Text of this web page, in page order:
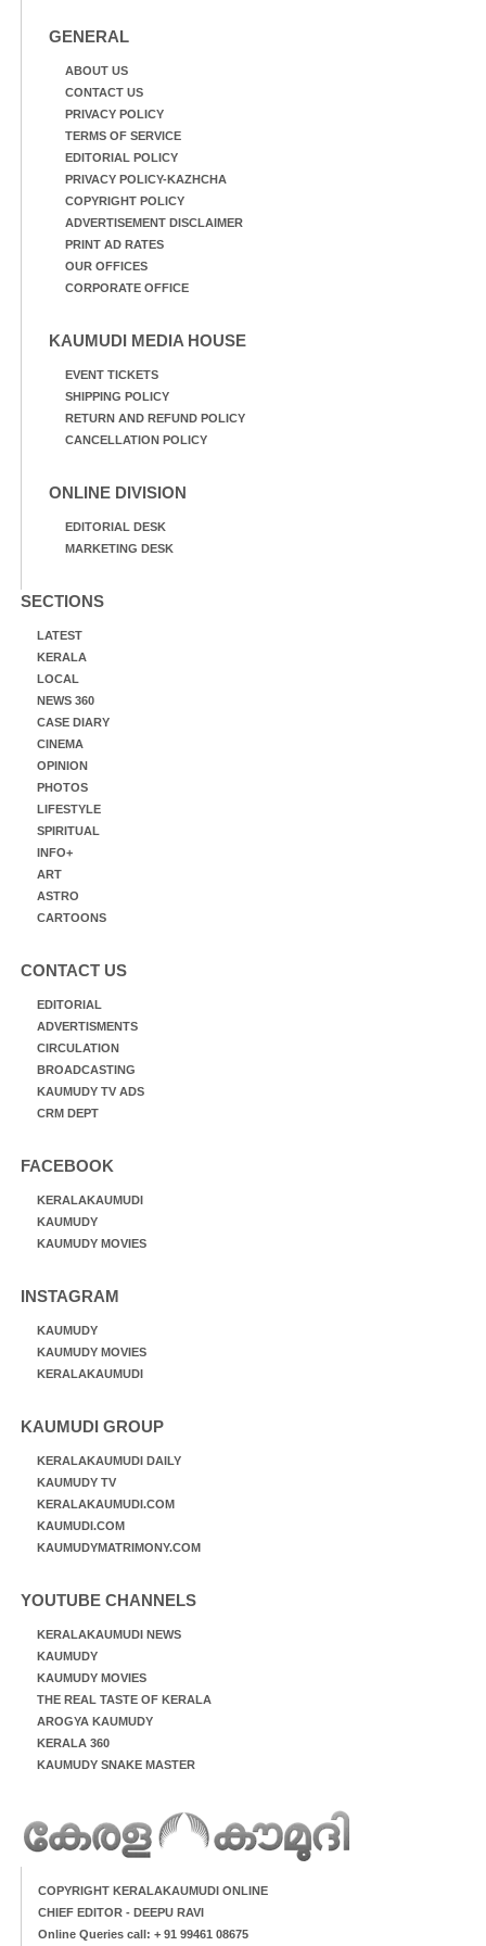
GENERAL
ABOUT US
CONTACT US
PRIVACY POLICY
TERMS OF SERVICE
EDITORIAL POLICY
PRIVACY POLICY-KAZHCHA
COPYRIGHT POLICY
ADVERTISEMENT DISCLAIMER
PRINT AD RATES
OUR OFFICES
CORPORATE OFFICE
KAUMUDI MEDIA HOUSE
EVENT TICKETS
SHIPPING POLICY
RETURN AND REFUND POLICY
CANCELLATION POLICY
ONLINE DIVISION
EDITORIAL DESK
MARKETING DESK
SECTIONS
LATEST
KERALA
LOCAL
NEWS 360
CASE DIARY
CINEMA
OPINION
PHOTOS
LIFESTYLE
SPIRITUAL
INFO+
ART
ASTRO
CARTOONS
CONTACT US
EDITORIAL
ADVERTISMENTS
CIRCULATION
BROADCASTING
KAUMUDY TV ADS
CRM DEPT
FACEBOOK
KERALAKAUMUDI
KAUMUDY
KAUMUDY MOVIES
INSTAGRAM
KAUMUDY
KAUMUDY MOVIES
KERALAKAUMUDI
KAUMUDI GROUP
KERALAKAUMUDI DAILY
KAUMUDY TV
KERALAKAUMUDI.COM
KAUMUDI.COM
KAUMUDYMATRIMONY.COM
YOUTUBE CHANNELS
KERALAKAUMUDI NEWS
KAUMUDY
KAUMUDY MOVIES
THE REAL TASTE OF KERALA
AROGYA KAUMUDY
KERALA 360
KAUMUDY SNAKE MASTER
COPYRIGHT KERALAKAUMUDI ONLINE
CHIEF EDITOR - DEEPU RAVI
Online Queries call: + 91 99461 08675